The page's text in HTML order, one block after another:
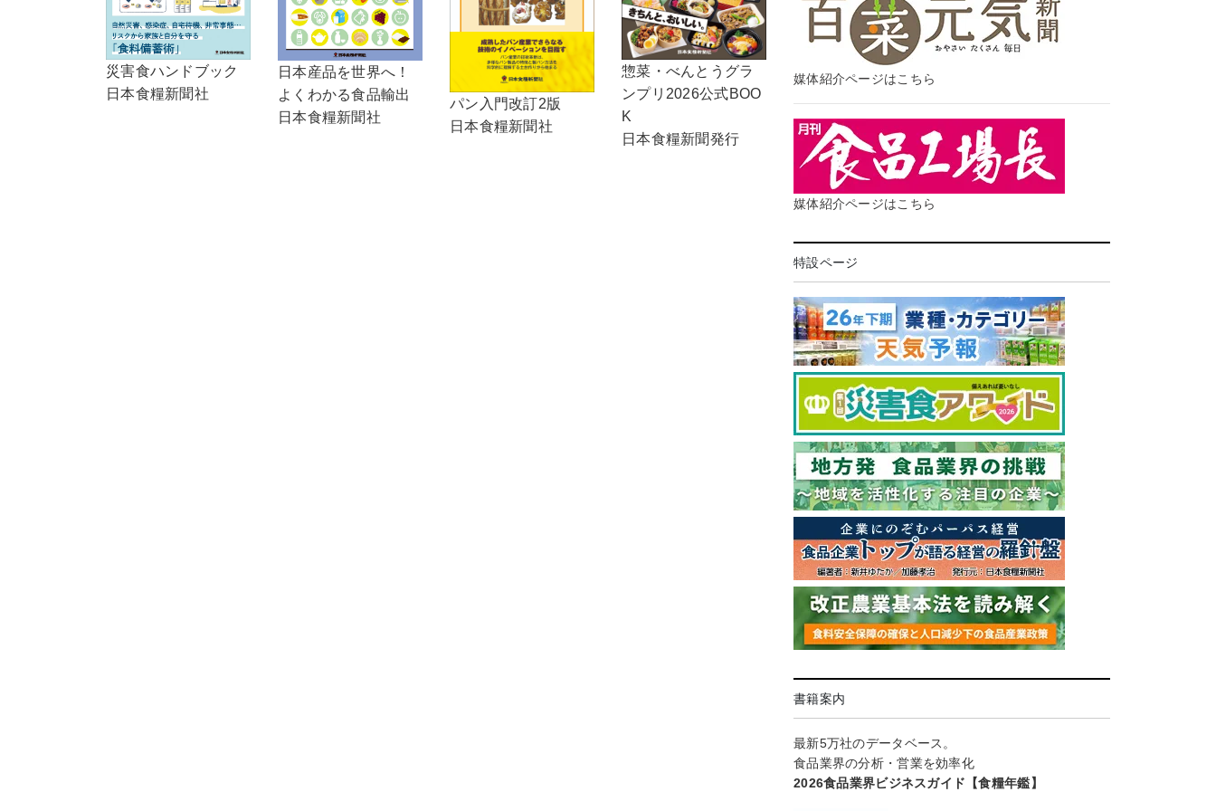
災害食ハンドブック
日本食糧新聞社
日本産品を世界へ！
よくわかる食品輸出
日本食糧新聞社
パン入門改訂2版
日本食糧新聞社
惣菜・べんとうグラ
ンプリ2026公式BOO
K
日本食糧新聞発行
媒体紹介ページはこちら
媒体紹介ページはこちら
特設ページ
書籍案内
最新5万社のデータベース。
食品業界の分析・営業を効率化
2026食品業界ビジネスガイド【食糧年鑑】